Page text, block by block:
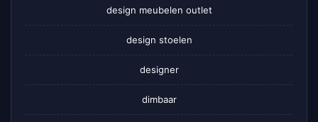
design meubelen outlet
design stoelen
designer
dimbaar